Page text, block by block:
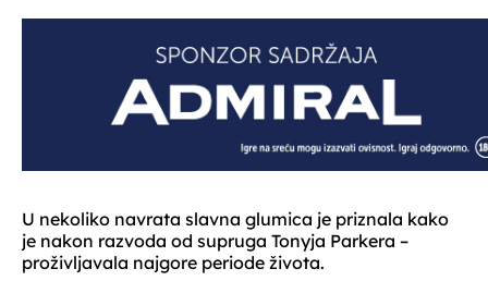
U nekoliko navrata slavna glumica je priznala kako
je nakon razvoda od supruga Tonyja Parkera –
proživljavala najgore periode života.